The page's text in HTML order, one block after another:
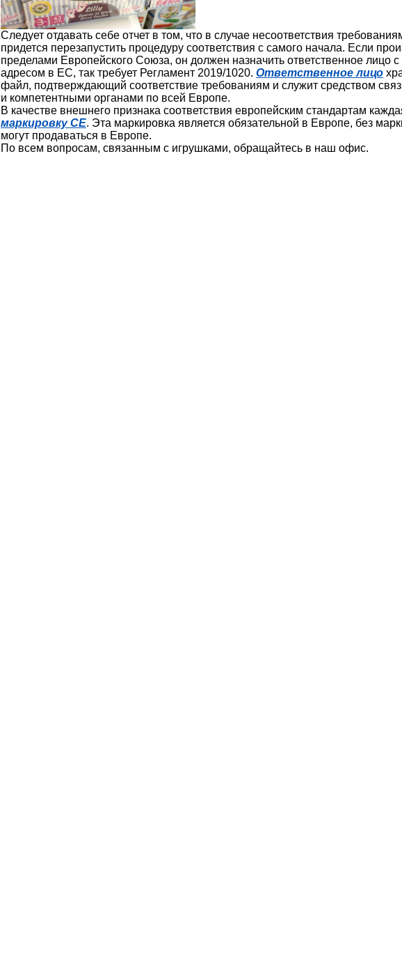
Следует отдавать себе отчет в том, что в случае несоответствия
придется перезапустить процедуру соответствия с самого начала. Если
пределами Европейского Союза, он должен назначить ответственное лицо
адресом в ЕС, так требует Регламент 2019/1020. Ответственное лицо
файл, подтверждающий соответствие требованиям и служит средством
и компетентными органами по всей Европе.
В качестве внешнего признака соответствия европейским стандартам
маркировку CE. Эта маркировка является обязательной в Европе, без
могут продаваться в Европе.
По всем вопросам, связанным с игрушками, обращайтесь в наш офис.